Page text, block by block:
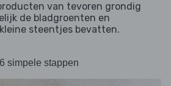
van tevoren grondig
de bladgroenten en
steentjes bevatten.
simpele stappen